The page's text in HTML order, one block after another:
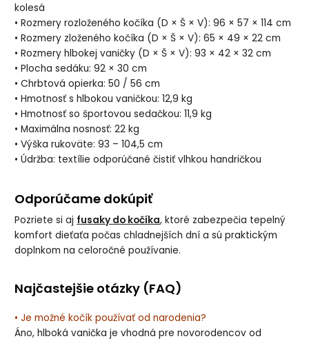
kolesá
• Rozmery rozloženého kočíka (D × Š × V): 96 × 57 × 114 cm
• Rozmery zloženého kočíka (D × Š × V): 65 × 49 × 22 cm
• Rozmery hlbokej vaničky (D × Š × V): 93 × 42 × 32 cm
• Plocha sedáku: 92 × 30 cm
• Chrbtová opierka: 50 / 56 cm
• Hmotnosť s hlbokou vaničkou: 12,9 kg
• Hmotnosť so športovou sedačkou: 11,9 kg
• Maximálna nosnosť: 22 kg
• Výška rukoväte: 93 – 104,5 cm
• Údržba: textílie odporúčané čistiť vlhkou handričkou
Odporúčame dokúpiť
Pozriete si aj fusaky do kočíka, ktoré zabezpečia tepelný
komfort dieťaťa počas chladnejších dní a sú praktickým
doplnkom na celoročné používanie.
Najčastejšie otázky (FAQ)
• Je možné kočík používať od narodenia?
Áno, hlboká vanička je vhodná pre novorodencov od